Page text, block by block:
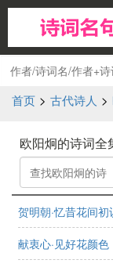
首页 > 古代诗人 >
欧阳炯的诗词全
贺明朝·忆昔花间初
献衷心·见好花颜色